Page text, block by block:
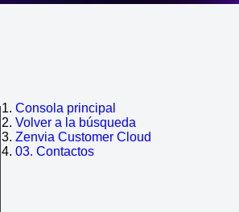
Consola principal
Volver a la búsqueda
Zenvia Customer Cloud
03. Contactos